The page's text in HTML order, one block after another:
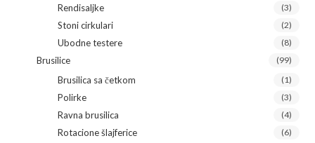
Rendisaljke (3)
Stoni cirkulari (2)
Ubodne testere (8)
Brusilice (99)
Brusilica sa četkom (1)
Polirke (3)
Ravna brusilica (4)
Rotacione šlajferice (6)